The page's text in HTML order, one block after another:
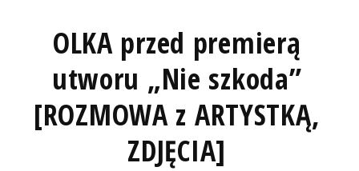
OLKA przed premierą
utworu „Nie szkoda”
[ROZMOWA z ARTYSTKĄ,
ZDJĘCIA]